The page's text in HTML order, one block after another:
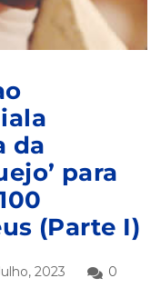
da
para
(Parte I)
2023
0